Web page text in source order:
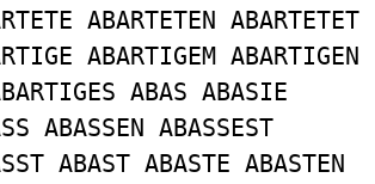
ABARTETEN ABARTETET
ABARTIGEM ABARTIGEN
ABAS ABASIE
ABASSEN ABASSEST
ABAST ABASTE ABASTEN